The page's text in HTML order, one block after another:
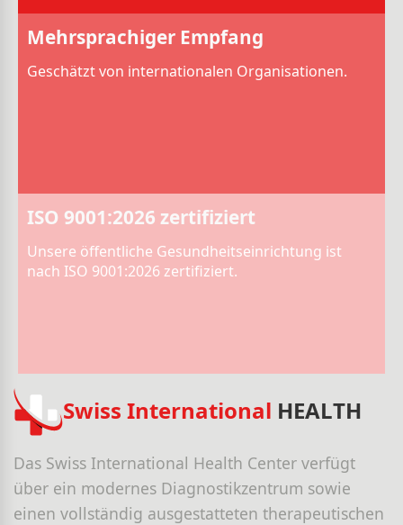
Mehrsprachiger Empfang
Geschätzt von internationalen Organisationen.
ISO 9001:2026 zertifiziert
Unsere öffentliche Gesundheitseinrichtung ist
nach ISO 9001:2026 zertifiziert.
Swiss International HEALTH
Das Swiss International Health Center verfügt
über ein modernes Diagnostikzentrum sowie
einen vollständig ausgestatteten therapeutischen